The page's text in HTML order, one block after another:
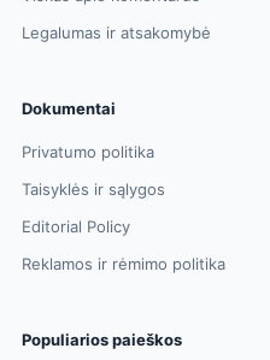
Legalumas ir atsakomybė
Dokumentai
Privatumo politika
Taisyklės ir sąlygos
Editorial Policy
Reklamos ir rėmimo politika
Populiarios paieškos